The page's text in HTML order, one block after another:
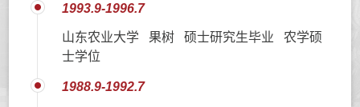
1993.9-1996.7
山东农业大学 果树 硕士研究生毕业 农学硕
士学位
1988.9-1992.7